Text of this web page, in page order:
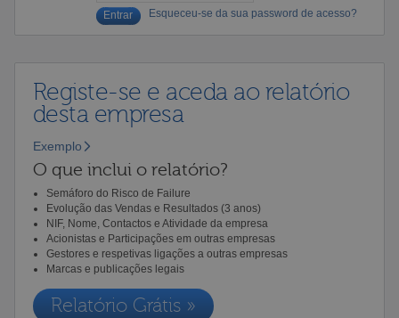
Esqueceu-se da sua password de acesso?
Registe-se e aceda ao relatório
desta empresa
Exemplo
O que inclui o relatório?
Semáforo do Risco de Failure
Evolução das Vendas e Resultados (3 anos)
NIF, Nome, Contactos e Atividade da empresa
Acionistas e Participações em outras empresas
Gestores e respetivas ligações a outras empresas
Marcas e publicações legais
Relatório Grátis »